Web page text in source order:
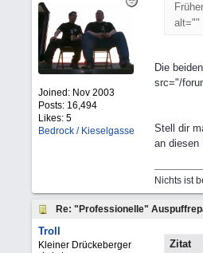
Joined: Nov 2003
Posts: 16,494
Likes: 5
Bedrock / Kieselgasse
alt=""
Die
src="/
Stell dir
an diesen
Nichts ist
Re: "Professionelle"
Troll
Kleiner Drückeberger
Zitat